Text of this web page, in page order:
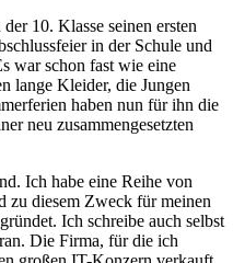
10. Klasse seinen ersten
in der Schule und
war schon fast wie eine
lange Kleider, die Jungen
haben nun für ihn die
neu zusammengesetzten
Ich habe eine Reihe von
zu diesem Zweck für meinen
Ich schreibe auch selbst
Die Firma, für die ich